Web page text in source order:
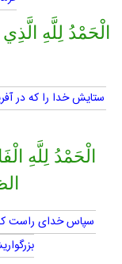
الْحَمْدُ لِلَّهِ
ستايش خدا را كه در
الْحَمْدُ لِلَّهِ
سپاس خداى راست